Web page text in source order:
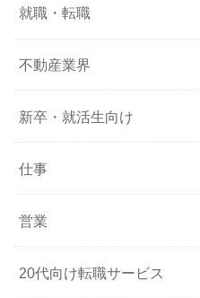
就職・転職
不動産業界
新卒・就活生向け
仕事
営業
20代向け転職サービス